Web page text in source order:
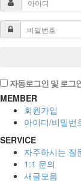
자동로그인 및 로그
MEMBER
회원가입
아이디/비밀번
SERVICE
자주하시는 질
1:1 문의
새글모음